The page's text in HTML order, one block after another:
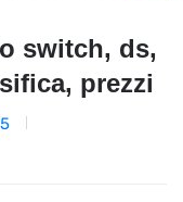
switch, ds,
prezzi